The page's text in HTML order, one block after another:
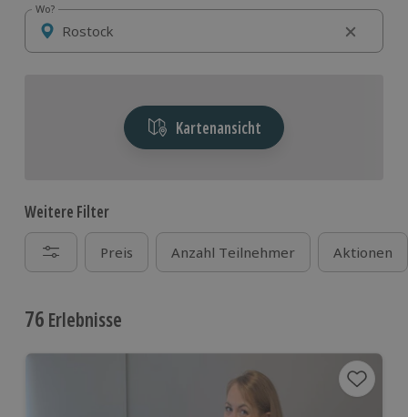
der Küste eine hervorragende Alternative. Luft und
Land sind dir nicht genug? Dann auf in die Ostsee zum
Sunset Sailing!
Wo?
Wo?
Kartenansicht
Weitere Filter
Preis Anzahl Teilnehmer Aktionen
76 Erlebnisse